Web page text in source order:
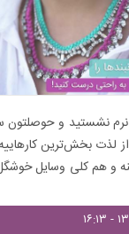
نشستید و حوصلتون
لذت بخش‌ترین
و هم کلی وسایل